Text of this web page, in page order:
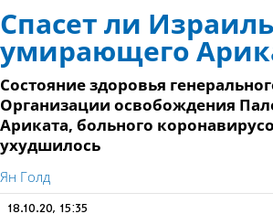
Спасет ли Израиль
умирающего
Состояние здоровья
Организации освобождения
Ариката, больного
ухудшилось
Ян Голд
18.10.20, 15:35